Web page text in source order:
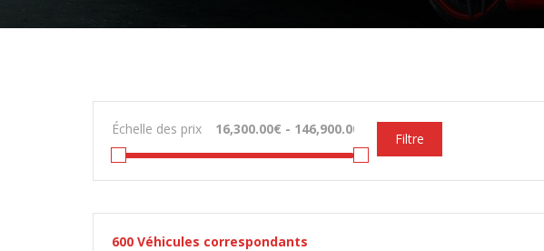
Échelle des prix
Filtre
600 Véhicules correspondants